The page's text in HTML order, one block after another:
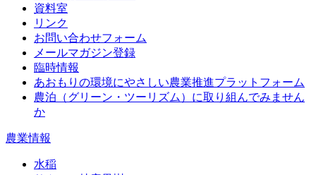
資料室
リンク
お問い合わせフォーム
メールマガジン登録
臨時情報
あおもりの環境にやさしい農業推進プラットフォーム
農泊（グリーン・ツーリズム）に取り組んでみません
か
農業情報
水稲